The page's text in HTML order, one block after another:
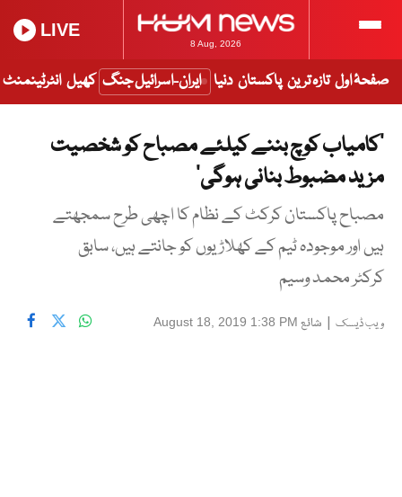
8 Aug, 2026
LIVE
صفحۂ اول تازہ ترین پاکستان دنیا ایران-اسرائیل جنگ کھیل انٹرٹینمنٹ
’کامیاب کوچ بننے کیلئے مصباح کو شخصیت
مزید مضبوط بنانی ہوگی‘
مصباح پاکستان کرکٹ کے نظام کا اچھی طرح سمجھتے
ہیں اور موجودہ ٹیم کے کھلاڑیوں کو جانتے ہیں، سابق
کرکٹر محمد وسیم
ویب ڈیسک | شائع August 18, 2019 1:38 PM